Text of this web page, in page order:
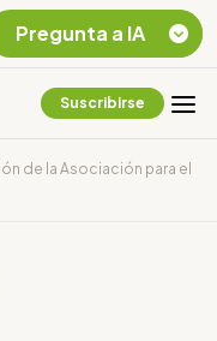
Suscribirse
de la Asociación para el
Pregunta a IA
Chevron Ecuador